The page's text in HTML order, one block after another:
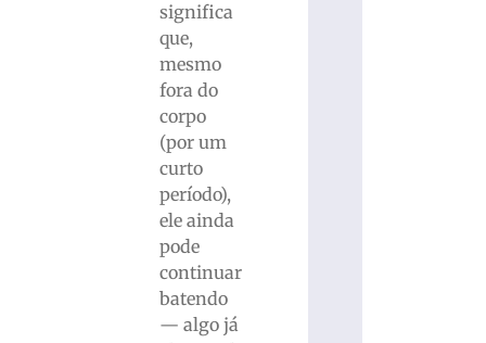
significa
que,
mesmo
fora do
corpo
(por um
curto
período),
ele ainda
pode
continuar
batendo
— algo já